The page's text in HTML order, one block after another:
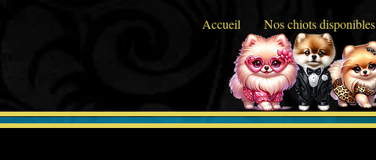
Accueil Nos chiots disponibles